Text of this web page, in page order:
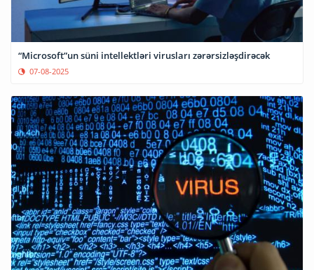
“Microsoft”un süni intellektləri virusları zərərsizləşdirəcək
07-08-2025